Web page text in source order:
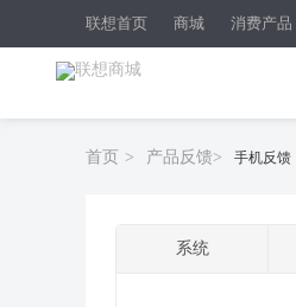
联想首页 商城 消费产品
首页 > 产品反馈> 手机反馈
系统